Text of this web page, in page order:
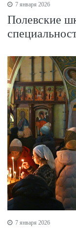
7 января 2026
Полевские
7 января 2026